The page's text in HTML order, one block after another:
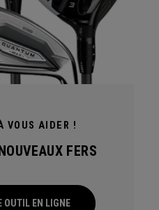
VOUS AIDER !
FERS
OUTIL EN LIGNE